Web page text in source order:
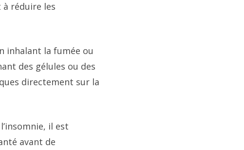
à réduire les
inhalant la fumée ou
des gélules ou des
directement sur la
il est
avant de